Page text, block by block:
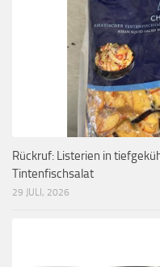
Rückruf: Listerien in
Tintenfischsalat
29 JULI, 2026